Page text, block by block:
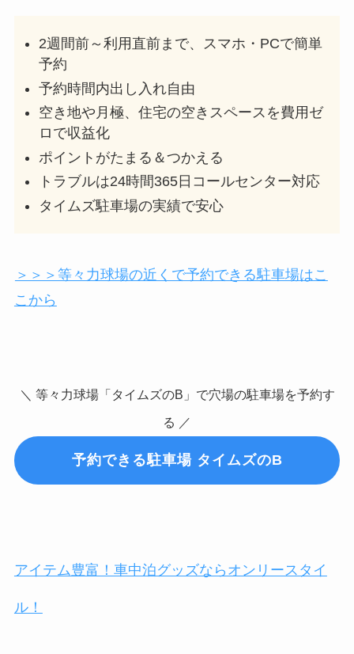
2週間前～利用直前まで、スマホ・PCで簡単
予約
予約時間内出し入れ自由
空き地や月極、住宅の空きスペースを費用ゼ
ロで収益化
ポイントがたまる＆つかえる
トラブルは24時間365日コールセンター対応
タイムズ駐車場の実績で安心
＞＞＞等々力球場の近くで予約できる駐車場はこ
こから
＼ 等々力球場「タイムズのB」で穴場の駐車場を予約す
る ／
予約できる駐車場 タイムズのB
アイテム豊富！車中泊グッズならオンリースタイ
ル！